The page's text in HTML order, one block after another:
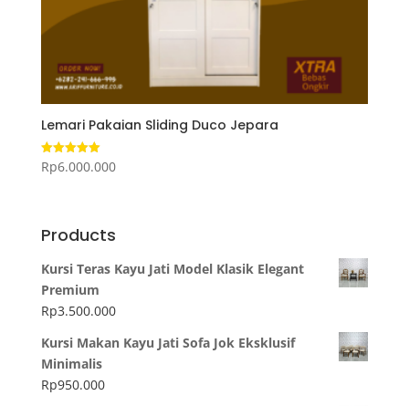
Lemari Pakaian Sliding Duco Jepara
Dinilai
5.00
Rp6.000.000
Products
Kursi Teras Kayu Jati Model Klasik Elegant
Premium
Rp3.500.000
Kursi Makan Kayu Jati Sofa Jok Eksklusif
Minimalis
Rp950.000